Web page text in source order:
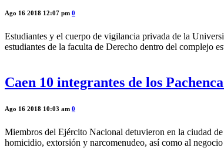
Ago 16 2018 12:07 pm 0
Estudiantes y el cuerpo de vigilancia privada de la
estudiantes de la faculta de Derecho dentro del complejo
Caen 10 integrantes de los
Ago 16 2018 10:03 am 0
Miembros del Ejército Nacional detuvieron en la ciudad
homicidio, extorsión y narcomenudeo, así como al